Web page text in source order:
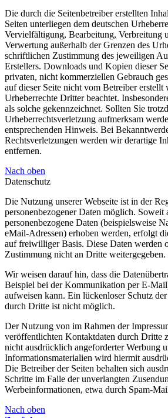
Die durch die Seitenbetreiber erstellten
Seiten unterliegen dem deutschen
Vervielfältigung, Bearbeitung, Verbreitung
Verwertung außerhalb der Grenzen des
schriftlichen Zustimmung des jeweiligen
Erstellers. Downloads und Kopien dieser
privaten, nicht kommerziellen Gebrauch
auf dieser Seite nicht vom Betreiber erstellt
Urheberrechte Dritter beachtet.
als solche gekennzeichnet. Sollten Sie
Urheberrechtsverletzung aufmerksam
entsprechenden Hinweis. Bei
Rechtsverletzungen werden wir derartige
entfernen.
Nach oben
Datenschutz
Die Nutzung unserer Webseite ist in der
personenbezogener Daten möglich. Soweit
personenbezogene Daten (beispielsweise
eMail-Adressen) erhoben werden, erfolgt
auf freiwilliger Basis. Diese Daten werden
Zustimmung nicht an Dritte weitergegeben.
Wir weisen darauf hin, dass die
Beispiel bei der Kommunikation per E-
aufweisen kann. Ein lückenloser Schutz
durch Dritte ist nicht möglich.
Der Nutzung von im Rahmen der
veröffentlichten Kontaktdaten durch Dritte
nicht ausdrücklich angeforderter Werbung
Informationsmaterialien wird hiermit
Die Betreiber der Seiten behalten sich
Schritte im Falle der unverlangten
Werbeinformationen, etwa durch Spam-
Nach oben